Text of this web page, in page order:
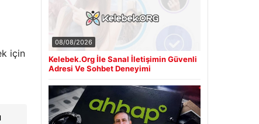
için
08/08/2026
Kelebek.Org İle Sanal İletişimin Güvenli
Adresi Ve Sohbet Deneyimi